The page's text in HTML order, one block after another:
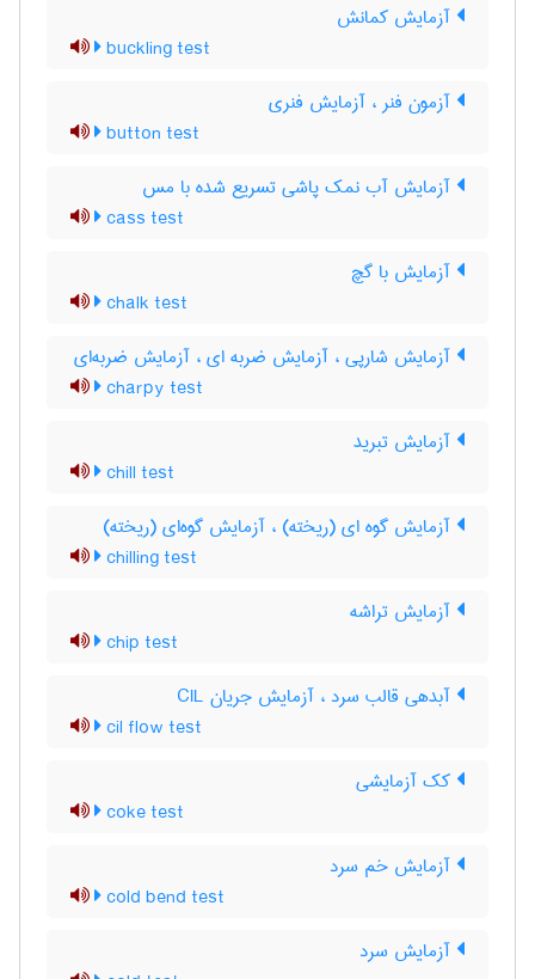
آزمایش کمانش
buckling test
آزمون فنر ، آزمایش فنری
button test
آزمایش آب نمک پاشی تسریع شده با مس
cass test
آزمایش با گچ
chalk test
آزمایش شارپی ، آزمایش ضربه ای ، آزمایش ضربه‌ای
charpy test
آزمایش تبرید
chill test
آزمایش گوه ای (ریخته) ، آزمایش گوه‌ای (ریخته)
chilling test
آزمایش تراشه
chip test
آبدهی قالب سرد ، آزمایش جریان CIL
cil flow test
کک آزمایشی
coke test
آزمایش خم سرد
cold bend test
آزمایش سرد